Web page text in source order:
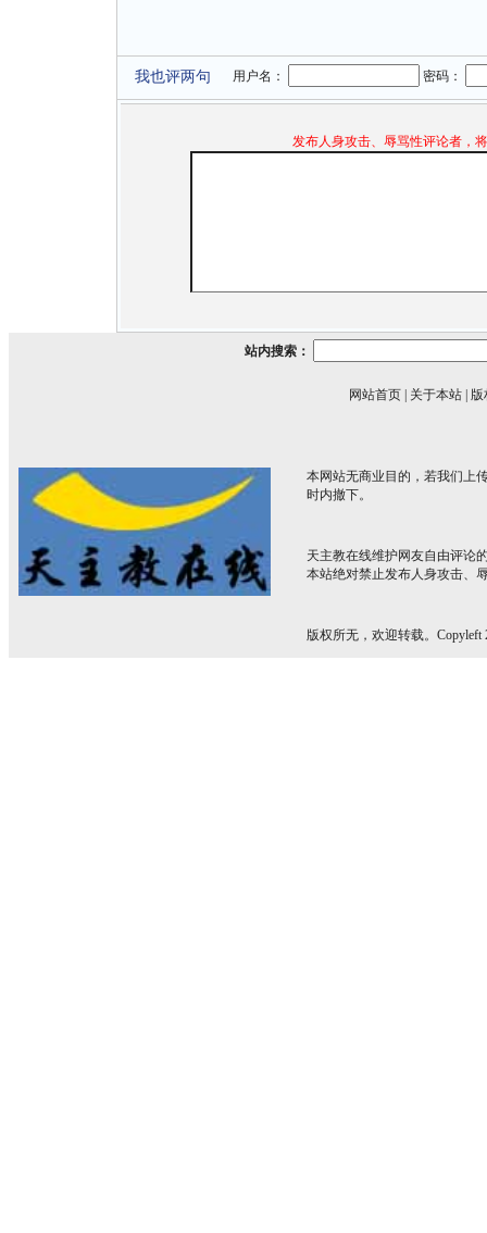
我也评两句 用户名： 密码：
发布人身攻击、辱骂性评论者，
站内搜索：
网站首页 关于本站 版
本网站无商业目的，若我们上
时内撤下。
天主教在线维护网友自由评论
本站绝对禁止发布人身攻击、
版权所无，欢迎转载。